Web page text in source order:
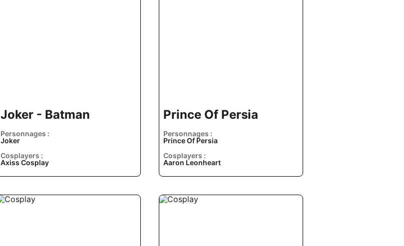
Joker - Batman
Personnages :
Joker
Cosplayers :
Axiss Cosplay
Prince Of Persia
Personnages :
Prince Of Persia
Cosplayers :
Aaron Leonheart